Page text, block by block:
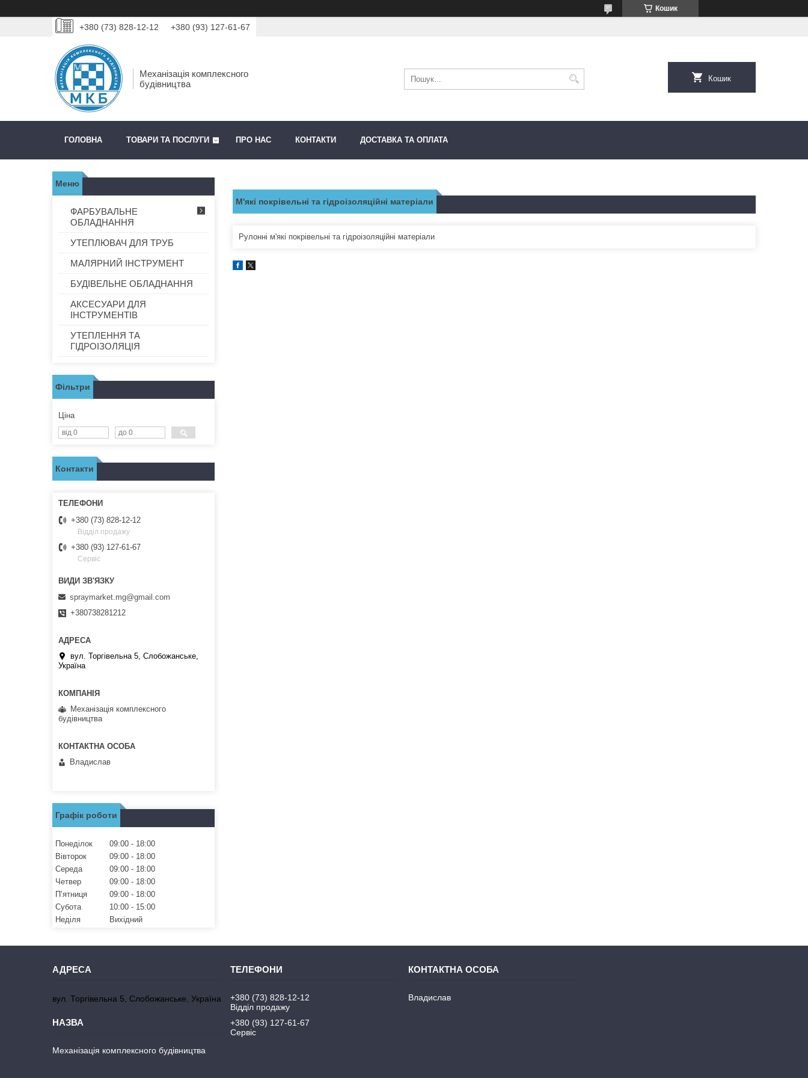
Кошик
+380 (73) 828-12-12 +380 (93) 127-61-67
Механізація комплексного
будівництва
Кошик
ГОЛОВНА ТОВАРИ ТА ПОСЛУГИ ПРО НАС КОНТАКТИ ДОСТАВКА ТА ОПЛАТА
М'які покрівельні та гідроізоляційні матеріали
Рулонні м'які покрівельні та гідроізоляційні матеріали
ФАРБУВАЛЬНЕ
ОБЛАДНАННЯ
УТЕПЛЮВАЧ ДЛЯ ТРУБ
МАЛЯРНИЙ ІНСТРУМЕНТ
БУДІВЕЛЬНЕ ОБЛАДНАННЯ
АКСЕСУАРИ ДЛЯ
ІНСТРУМЕНТІВ
УТЕПЛЕННЯ ТА
ГІДРОІЗОЛЯЦІЯ
Фільтри
Ціна
Контакти
+380 (73) 828-12-12
Відділ продажу
+380 (93) 127-61-67
Сервіс
spraymarket.mg@gmail.com
+380738281212
вул. Торгівельна 5, Слобожанське,
Україна
Механізація комплексного
будівництва
Владислав
Графік роботи
Понеділок 09:00
18:00
Вівторок
09:00
18:00
Середа
09:00
18:00
Четвер
09:00
18:00
Пʼятниця
09:00
18:00
Субота
10:00
15:00
Неділя
Вихідний
вул. Торгівельна 5, Слобожанське, Україна
Механізація комплексного будівництва
+380 (73) 828-12-12
Відділ продажу
+380 (93) 127-61-67
Сервіс
Владислав